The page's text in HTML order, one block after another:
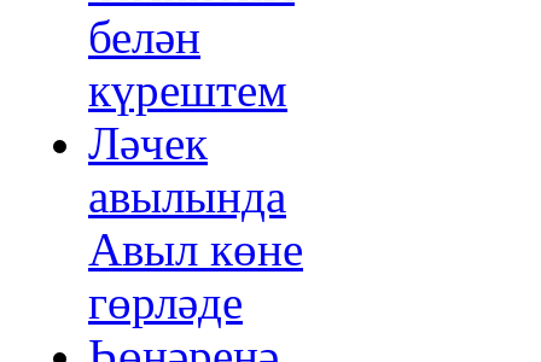
белән
күрештем
Ләчек
авылында
Авыл көне
гөрләде